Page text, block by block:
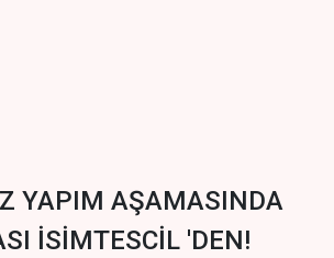
YAPIM AŞAMASINDA
İSİMTESCİL 'DEN!